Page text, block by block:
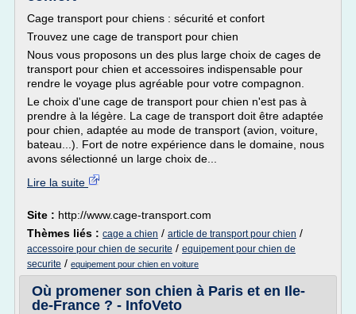
Cage transport pour chiens : sécurité et confort
Trouvez une cage de transport pour chien
Nous vous proposons un des plus large choix de cages de
transport pour chien et accessoires indispensable pour
rendre le voyage plus agréable pour votre compagnon.
Le choix d'une cage de transport pour chien n'est pas à
prendre à la légère. La cage de transport doit être adaptée
pour chien, adaptée au mode de transport (avion, voiture,
bateau...). Fort de notre expérience dans le domaine, nous
avons sélectionné un large choix de...
Lire la suite
Site : http://www.cage-transport.com
Thèmes liés : cage a chien / article de transport pour chien /
accessoire pour chien de securite / equipement pour chien de
securite / equipement pour chien en voiture
Où promener son chien à Paris et en Ile-
de-France ? - InfoVeto